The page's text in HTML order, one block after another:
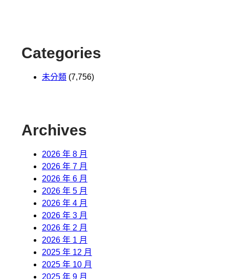
Categories
未分類 (7,756)
Archives
2026 年 8 月
2026 年 7 月
2026 年 6 月
2026 年 5 月
2026 年 4 月
2026 年 3 月
2026 年 2 月
2026 年 1 月
2025 年 12 月
2025 年 10 月
2025 年 9 月